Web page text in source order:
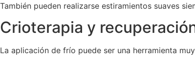
También pueden realizarse estiramientos suaves
Crioterapia y
La aplicación de frío puede ser una herramienta